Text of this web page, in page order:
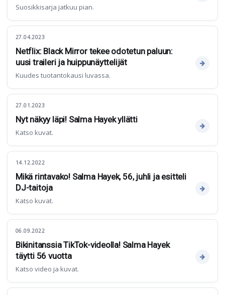
Suosikkisarja jatkuu pian.
27.04.2023
Netflix: Black Mirror tekee odotetun paluun:
uusi traileri ja huippunäyttelijät
Kuudes tuotantokausi luvassa.
27.01.2023
Nyt näkyy läpi! Salma Hayek yllätti
Katso kuvat.
14.12.2022
Mikä rintavako! Salma Hayek, 56, juhli ja esitteli
DJ-taitoja
Katso kuvat.
06.09.2022
Bikinitanssia TikTok-videolla! Salma Hayek
täytti 56 vuotta
Katso video ja kuvat.